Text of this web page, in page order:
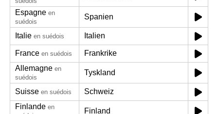
Espagne en
suédois
Spanien
Italie en suédois Italien
France en suédois
Frankrike
Allemagne en
suédois
Tyskland
Suisse en suédois
Schweiz
Finlande en
Finland